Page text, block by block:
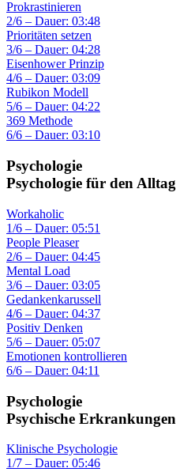
Prokrastinieren
2/6 – Dauer: 03:48
Prioritäten setzen
3/6 – Dauer: 04:28
Eisenhower Prinzip
4/6 – Dauer: 03:09
Rubikon Modell
5/6 – Dauer: 04:22
369 Methode
6/6 – Dauer: 03:10
Psychologie
Psychologie für den Alltag
Workaholic
1/6 – Dauer: 05:51
People Pleaser
2/6 – Dauer: 04:45
Mental Load
3/6 – Dauer: 03:05
Gedankenkarussell
4/6 – Dauer: 04:37
Positiv Denken
5/6 – Dauer: 05:07
Emotionen kontrollieren
6/6 – Dauer: 04:11
Psychologie
Psychische Erkrankungen
Klinische Psychologie
1/7 – Dauer: 05:46